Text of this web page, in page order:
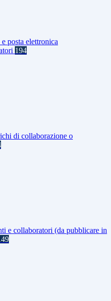
posta elettronica
194
di collaborazione o
e collaboratori (da pubblicare in